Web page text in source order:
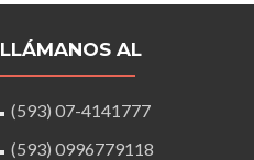
LLÁMANOS AL
(593) 07-4141777
(593) 0996779118